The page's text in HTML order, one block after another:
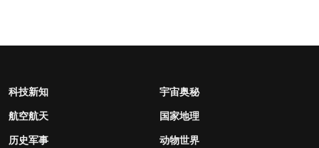
科技新知
宇宙奥秘
航空航天
国家地理
历史军事
动物世界